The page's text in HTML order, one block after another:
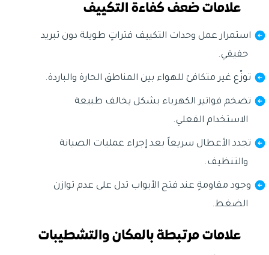
علامات ضعف كفاءة التكييف
استمرار عمل وحدات التكييف فتراتٍ طويلة دون تبريد
حقيقي.
توزّع غير متكافئ للهواء بين المناطق الحارة والباردة.
تضخم فواتير الكهرباء بشكل يخالف طبيعة
الاستخدام الفعلي.
تجدد الأعطال سريعاً بعد إجراء عمليات الصيانة
والتنظيف.
وجود مقاومةٍ عند فتح الأبواب تدل على عدم توازن
الضغط.
علامات مرتبطة بالمكان والتشطيبات